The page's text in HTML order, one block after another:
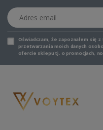
Adres email
Oświadczam, że zapoznałem się z
przetwarzania moich danych
ofercie sklepu tj. o promocjach,